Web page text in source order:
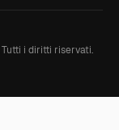
Tutti i diritti riservati.